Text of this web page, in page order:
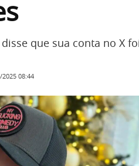
que sua conta no X
2025 08:44